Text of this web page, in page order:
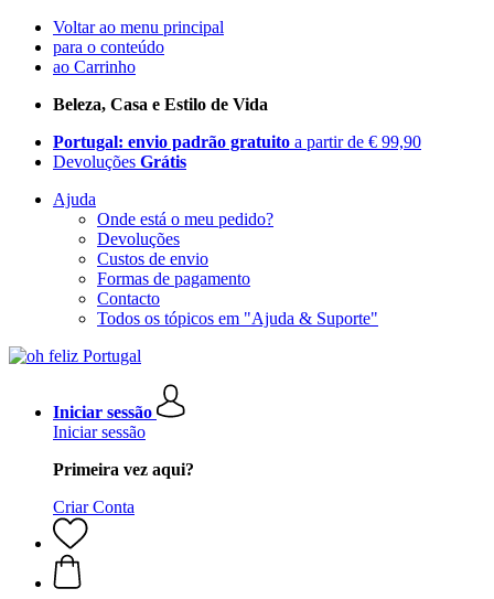
Voltar ao menu principal
para o conteúdo
ao Carrinho
Beleza, Casa e Estilo de Vida
Portugal: envio padrão gratuito a partir de € 99,90
Devoluções Grátis
Ajuda
Onde está o meu pedido?
Devoluções
Custos de envio
Formas de pagamento
Contacto
Todos os tópicos em "Ajuda & Suporte"
Iniciar sessão
Iniciar sessão
Primeira vez aqui?
Criar Conta